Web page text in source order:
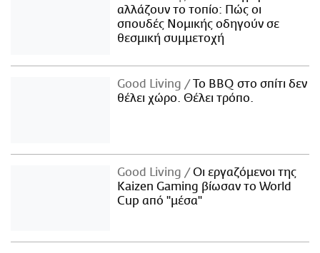
αλλάζουν το τοπίο: Πώς οι
σπουδές Νομικής οδηγούν σε
θεσμική συμμετοχή
Good Living
Το BBQ στο σπίτι δεν
θέλει χώρο. Θέλει τρόπο.
Good Living
Οι εργαζόμενοι της
Kaizen Gaming βίωσαν το World
Cup από "μέσα"